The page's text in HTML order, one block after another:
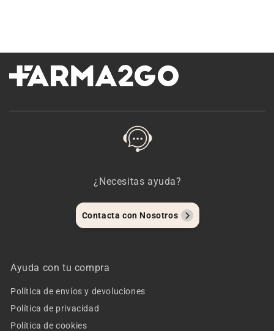
¿Necesitas ayuda?
Contacta con Nosotros
Ayuda con tu compra
Política de envíos y devoluciones
Política de privacidad
Política de cookies